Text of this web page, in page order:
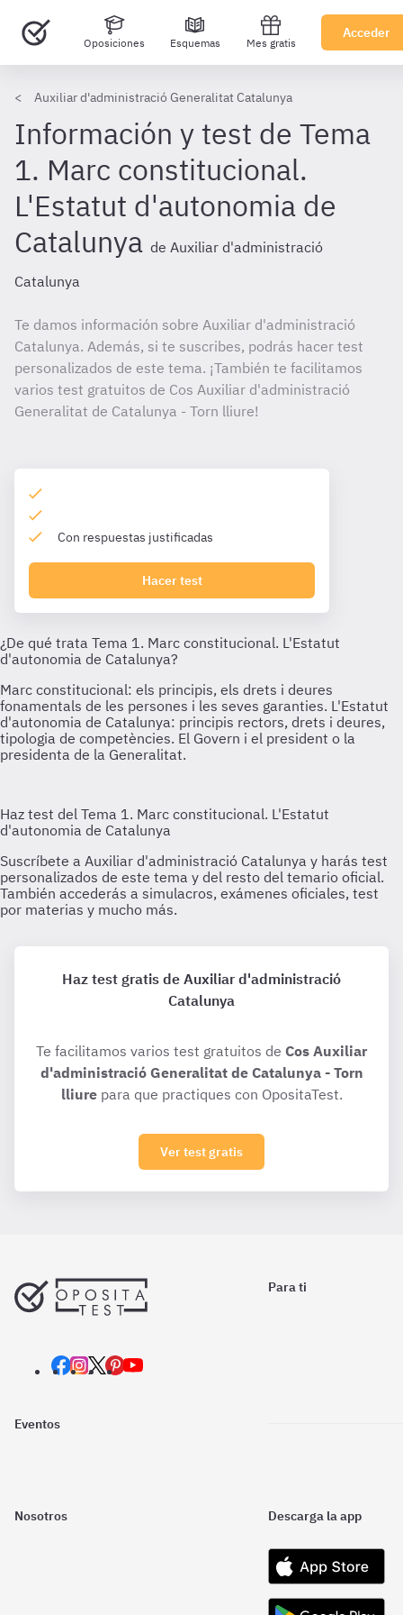
Oposiciones Esquemas Mes gratis
Acceder
Auxiliar d'administració Generalitat Catalunya
Información y test de Tema
1. Marc constitucional.
L'Estatut d'autonomia de
Catalunya de Auxiliar d'administració
Catalunya
Te damos información sobre Auxiliar d'administració
Catalunya. Además, si te suscribes, podrás hacer test
personalizados de este tema. ¡También te facilitamos
varios test gratuitos de Cos Auxiliar d'administració
Generalitat de Catalunya - Torn lliure!
Con respuestas justificadas
Hacer test
Haz test gratis de Auxiliar d'administració
Catalunya
Te facilitamos varios test gratuitos de Cos Auxiliar
d'administració Generalitat de Catalunya - Torn
lliurepara que practiques con OpositaTest.
Ver test gratis
Para ti
Eventos
Nosotros Descarga la app